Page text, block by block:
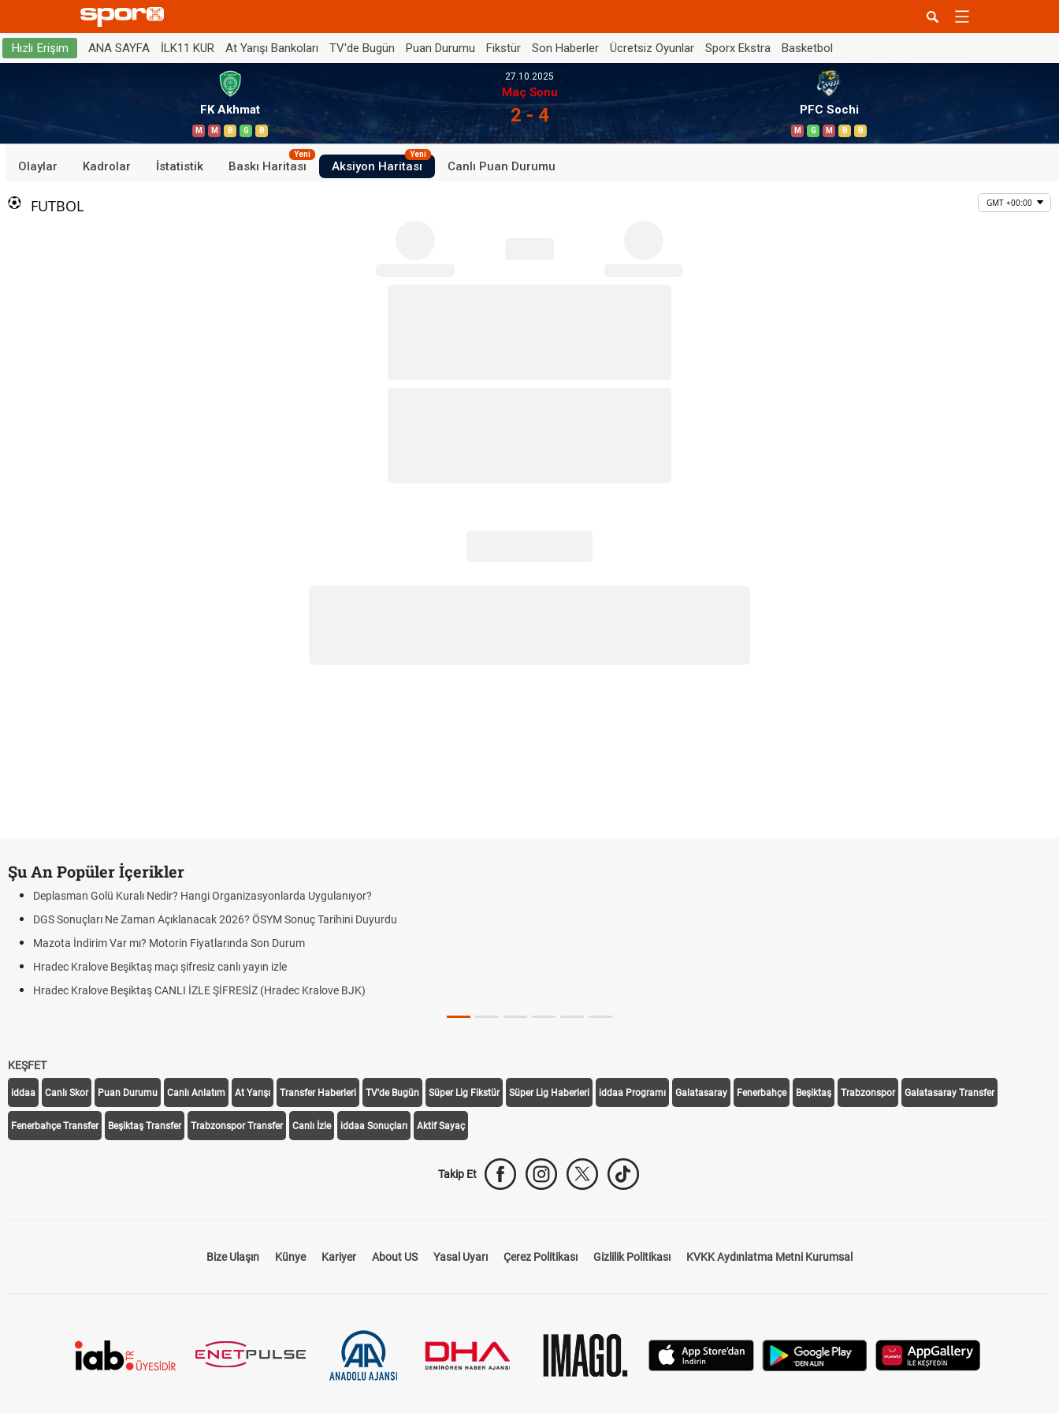
Hızlı Erişim ANA SAYFA İLK11 KUR At Yarışı Bankoları TV'de Bugün Puan Durumu Fikstür Son Haberler Ücretsiz Oyunlar Sporx Ekstra Basketbol
FK Akhmat
M M B G B
27.10.2025
Maç Sonu
2 - 4 PFC Sochi
M G M B B
Olaylar Kadrolar İstatistik Baskı Haritası
Yeni
Aksiyon Haritası
Yeni
Canlı Puan Durumu
FUTBOL GMT +00:00
Şu An Popüler İçerikler
Deplasman Golü Kuralı Nedir? Hangi Organizasyonlarda Uygulanıyor?
DGS Sonuçları Ne Zaman Açıklanacak 2026? ÖSYM Sonuç Tarihini Duyurdu
Mazota İndirim Var mı? Motorin Fiyatlarında Son Durum
Hradec Kralove Beşiktaş maçı şifresiz canlı yayın izle
Hradec Kralove Beşiktaş CANLI İZLE ŞİFRESİZ (Hradec Kralove BJK)
KEŞFET
iddaa Canlı Skor Puan Durumu Canlı Anlatım At Yarışı Transfer Haberleri TV'de Bugün Süper Lig Fikstür Süper Lig Haberleri iddaa Programı Galatasaray Fenerbahçe Beşiktaş Trabzonspor Galatasaray Transfer
Fenerbahçe Transfer Beşiktaş Transfer Trabzonspor Transfer Canlı İzle iddaa Sonuçları Aktif Sayaç
Takip Et
Bize Ulaşın Künye Kariyer About US Yasal Uyarı Çerez Politikası Gizlilik Politikası KVKK Aydınlatma Metni Kurumsal